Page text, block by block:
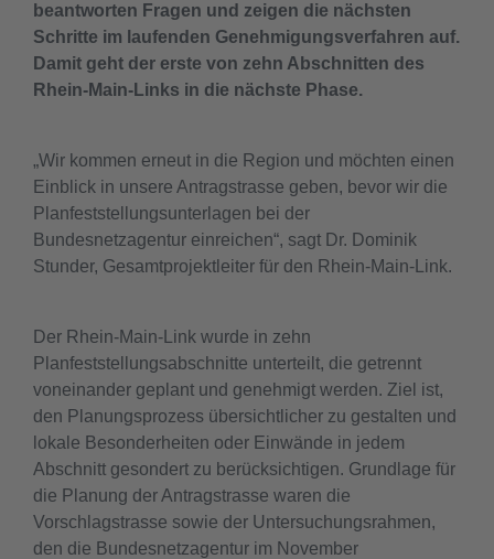
beantworten Fragen und zeigen die nächsten
Schritte im laufenden Genehmigungsverfahren auf.
Damit geht der erste von zehn Abschnitten des
Rhein-Main-Links in die nächste Phase.
„Wir kommen erneut in die Region und möchten einen
Einblick in unsere Antragstrasse geben, bevor wir die
Planfeststellungsunterlagen bei der
Bundesnetzagentur einreichen“, sagt Dr. Dominik
Stunder, Gesamtprojektleiter für den Rhein-Main-Link.
Der Rhein-Main-Link wurde in zehn
Planfeststellungsabschnitte unterteilt, die getrennt
voneinander geplant und genehmigt werden. Ziel ist,
den Planungsprozess übersichtlicher zu gestalten und
lokale Besonderheiten oder Einwände in jedem
Abschnitt gesondert zu berücksichtigen. Grundlage für
die Planung der Antragstrasse waren die
Vorschlagstrasse sowie der Untersuchungsrahmen,
den die Bundesnetzagentur im November